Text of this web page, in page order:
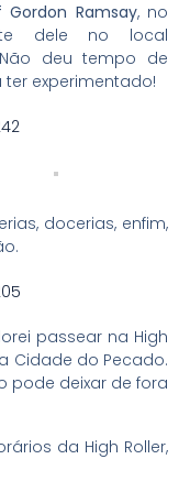
Gordon Ramsay, no
dele no local
deu tempo de
experimentado!
docerias, enfim,
passear na High
Cidade do Pecado.
pode deixar de fora
da High Roller,